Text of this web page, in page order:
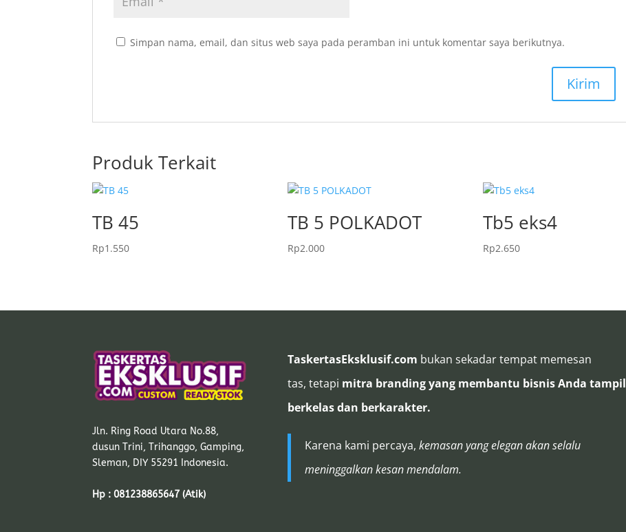
Simpan nama, email, dan situs web saya pada peramban ini untuk komentar saya berikutnya.
Produk Terkait
TB 45
Rp1.550
TB 5 POLKADOT
Rp2.000
Tb5 eks4
Rp2.650
Jln. Ring Road Utara No.88,
dusun Trini, Trihanggo, Gamping,
Sleman, DIY 55291 Indonesia.
Hp : 081238865647 (Atik)
TaskertasEksklusif.com bukan sekadar tempat memesan
tas, tetapi mitra branding yang membantu bisnis Anda tampil
berkelas dan berkarakter.
Karena kami percaya, kemasan yang elegan akan selalu
meninggalkan kesan mendalam.